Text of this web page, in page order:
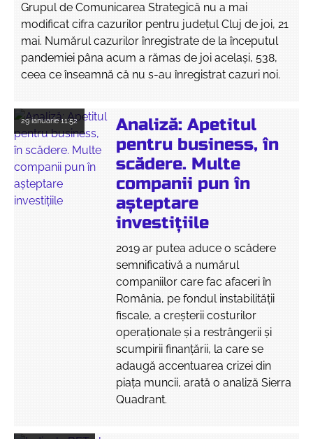
Grupul de Comunicarea Strategică nu a mai
modificat cifra cazurilor pentru județul Cluj de joi, 21
mai. Numărul cazurilor înregistrate de la începutul
pandemiei pâna acum a rămas de joi același, 538,
ceea ce înseamnă că nu s-au înregistrat cazuri noi.
29 ianuarie11:52
Analiză: Apetitul
pentru business, în
scădere. Multe
companii pun în
așteptare
investițiile
2019 ar putea aduce o scădere
semnificativă a numărul
companiilor care fac afaceri în
România, pe fondul instabilității
fiscale, a creșterii costurilor
operaționale și a restrângerii și
scumpirii finanțării, la care se
adaugă accentuarea crizei din
piața muncii, arată o analiză Sierra
Quadrant.